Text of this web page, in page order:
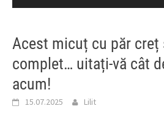
Acest micuț cu păr creț
complet… uitați-vă cât
acum!
15.07.2025 Lilit